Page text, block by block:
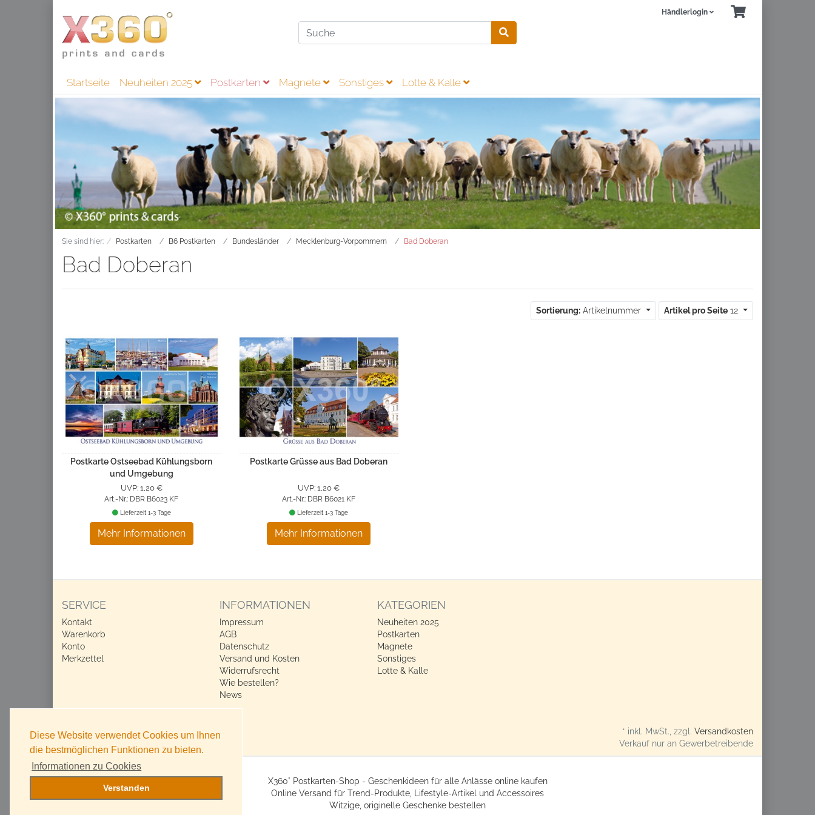
Händlerlogin
Startseite Neuheiten 2025 Postkarten Magnete Sonstiges Lotte & Kalle
Sie sind hier: Postkarten B6 Postkarten Bundesländer Mecklenburg-Vorpommern Bad Doberan
Bad Doberan
Sortierung: Artikelnummer Artikel pro Seite 12
Postkarte Ostseebad Kühlungsborn
und Umgebung
UVP: 1,20 €
Art.-Nr.: DBR B6023 KF
Mehr Informationen
Lieferzeit 1-3 Tage
Postkarte Grüsse aus Bad Doberan
UVP: 1,20 €
Art.-Nr.: DBR B6021 KF
Mehr Informationen
Lieferzeit 1-3 Tage
SERVICE
Kontakt
Warenkorb
Konto
Merkzettel
INFORMATIONEN
Impressum
AGB
Datenschutz
Versand und Kosten
Widerrufsrecht
Wie bestellen?
News
KATEGORIEN
Neuheiten 2025
Postkarten
Magnete
Sonstiges
Lotte & Kalle
* inkl. MwSt., zzgl. Versandkosten
Verkauf nur an Gewerbetreibende
X360° Postkarten-Shop - Geschenkideen für alle Anlässe online kaufen
Online Versand für Trend-Produkte, Lifestyle-Artikel und Accessoires
Witzige, originelle Geschenke bestellen
Diese Website verwendet Cookies um Ihnen
die bestmöglichen Funktionen zu bieten.
Informationen zu Cookies
Verstanden